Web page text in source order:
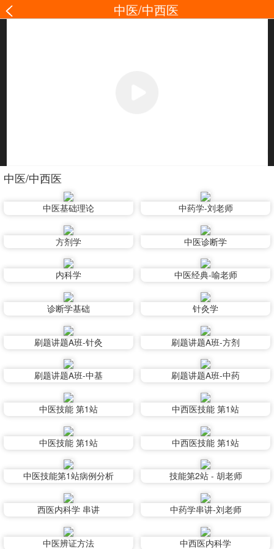
中医/中西医
中医/中西医
中医基础理论 中药学-刘老师
方剂学 中医诊断学
内科学 中医经典-喻老师
诊断学基础 针灸学
刷题讲题A班-针灸 刷题讲题A班-方剂
刷题讲题A班-中基 刷题讲题A班-中药
中医技能 第1站 中西医技能 第1站
中医技能 第1站 中西医技能 第1站
中医技能第1站病例分析 技能第2站 - 胡老师
西医内科学 串讲 中药学串讲-刘老师
中医辨证方法 中西医内科学